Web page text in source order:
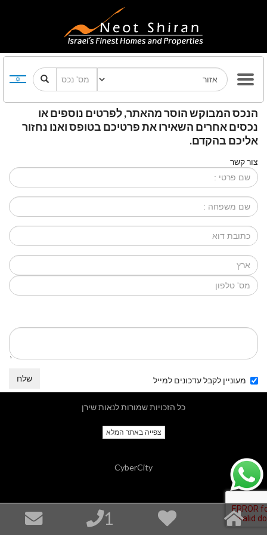
הנכס המבוקש הוסר מהאתר, לפרטים נוספים או
נכסים אחרים השאירו את פרטיכם בטופס ואנו נחזור
אליכם בהקדם.
צור קשר
מעוניין לקבל עדכונים למייל שלח
1
כל הזכויות שמורות לנאות שירן
צפייה באתר המלא
CyberCity